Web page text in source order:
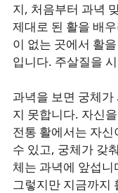
지, 처음부터 과녁
제대로 된 활을 배
이 없는 곳에서 활
입니다. 주살질을
과녁을 보면 궁체
지 못합니다. 자신
전통 활에서는 자
수 있고, 궁체가 갖
체는 과녁에 앞섭
그렇지만 지금까지